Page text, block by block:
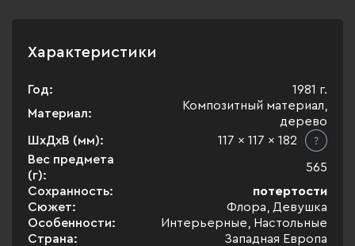
Характеристики
Год:
1981 г.
Материал:
Композитный материал,
дерево
ШхДхВ (мм):
117 x 117 x 182
Вес предмета
(г):
565
Сохранность:
потертости
Сюжет:
Флора, Девушка
Особенности:
Интерьерные, Настольные
Страна:
Западная Европа